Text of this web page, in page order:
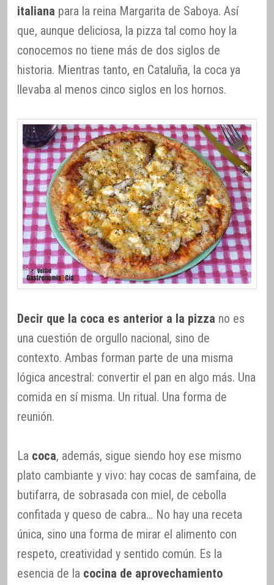
italiana para la reina Margarita de Saboya. Así
que, aunque deliciosa, la pizza tal como hoy la
conocemos no tiene más de dos siglos de
historia. Mientras tanto, en Cataluña, la coca ya
llevaba al menos cinco siglos en los hornos.
Decir que la coca es anterior a la pizza no es
una cuestión de orgullo nacional, sino de
contexto. Ambas forman parte de una misma
lógica ancestral: convertir el pan en algo más. Una
comida en sí misma. Un ritual. Una forma de
reunión.
La coca, además, sigue siendo hoy ese mismo
plato cambiante y vivo: hay cocas de samfaina, de
butifarra, de sobrasada con miel, de cebolla
confitada y queso de cabra… No hay una receta
única, sino una forma de mirar el alimento con
respeto, creatividad y sentido común. Es la
esencia de la cocina de aprovechamiento